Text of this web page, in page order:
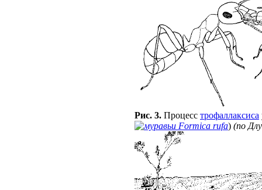
Рис. 3. Процесс трофаллаксиса
Formica rufa) (по